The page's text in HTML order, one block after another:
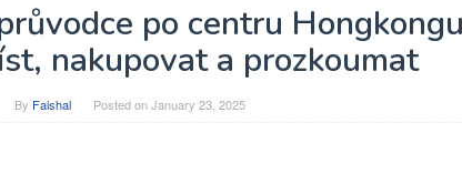
po centru
nakupovat a prozkoumat
By Faishal Posted onJanuary 23, 2025